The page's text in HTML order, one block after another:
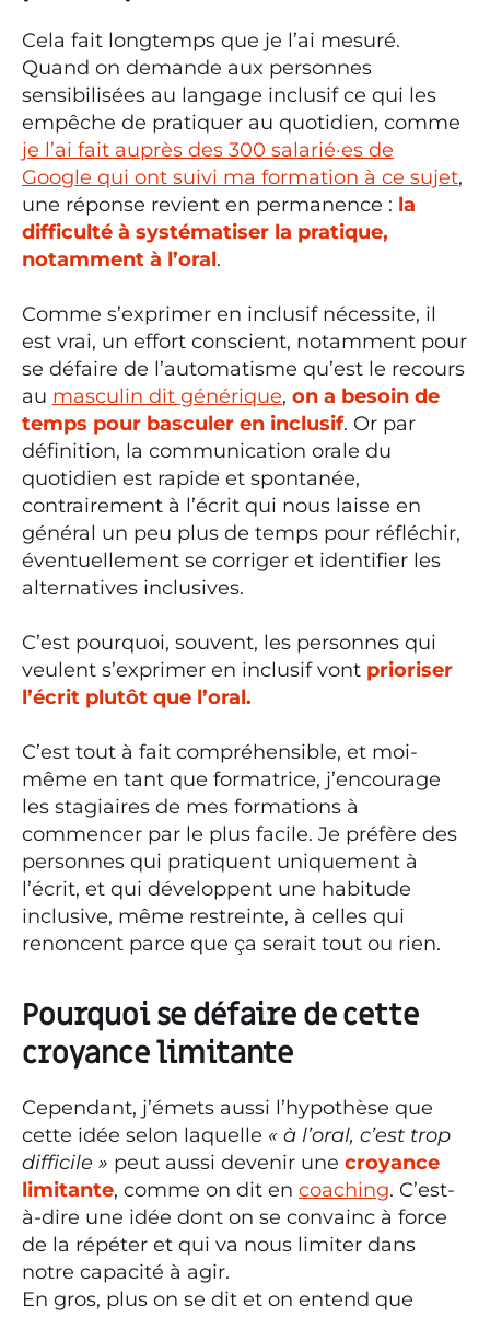
Cela fait longtemps que je l’ai mesuré.
Quand on demande aux personnes
sensibilisées au langage inclusif ce qui les
empêche de pratiquer au quotidien, comme
je l’ai fait auprès des 300 salarié·es de
Google qui ont suivi ma formation à ce sujet,
une réponse revient en permanence : la
difficulté à systématiser la pratique,
notamment à l’oral.
Comme s’exprimer en inclusif nécessite, il
est vrai, un effort conscient, notamment pour
se défaire de l’automatisme qu’est le recours
au masculin dit générique, on a besoin de
temps pour basculer en inclusif. Or par
définition, la communication orale du
quotidien est rapide et spontanée,
contrairement à l’écrit qui nous laisse en
général un peu plus de temps pour réfléchir,
éventuellement se corriger et identifier les
alternatives inclusives.
C’est pourquoi, souvent, les personnes qui
veulent s’exprimer en inclusif vont prioriser
l’écrit plutôt que l’oral.
C’est tout à fait compréhensible, et moi-
même en tant que formatrice, j’encourage
les stagiaires de mes formations à
commencer par le plus facile. Je préfère des
personnes qui pratiquent uniquement à
l’écrit, et qui développent une habitude
inclusive, même restreinte, à celles qui
renoncent parce que ça serait tout ou rien.
Pourquoi se défaire de cette
croyance limitante
Cependant, j’émets aussi l’hypothèse que
cette idée selon laquelle « à l’oral, c’est trop
difficile » peut aussi devenir une croyance
limitante, comme on dit en coaching. C’est-
à-dire une idée dont on se convainc à force
de la répéter et qui va nous limiter dans
notre capacité à agir.
En gros, plus on se dit et on entend que